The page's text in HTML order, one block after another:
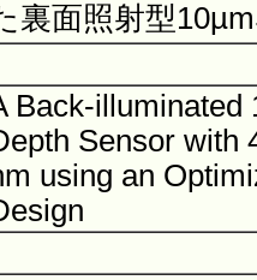
裏面照射型
Back-illuminated
Sensor with
using an